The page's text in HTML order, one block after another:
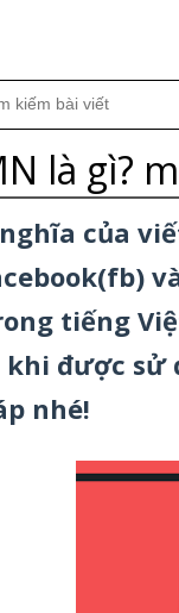
là gì?
của
tiếng
khi được sử
nhé!